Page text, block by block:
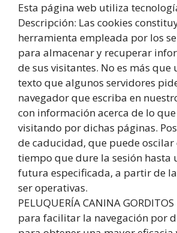
Esta página web utiliza
Descripción: Las cookies
herramienta empleada por los
para almacenar y recuperar
de sus visitantes. No es más que
texto que algunos servidores
navegador que escriba en
con información acerca de lo
visitando por dichas páginas.
de caducidad, que puede oscilar
tiempo que dure la sesión hasta
futura especificada, a partir de
ser operativas.
PELUQUERÍA CANINA
para facilitar la navegación por